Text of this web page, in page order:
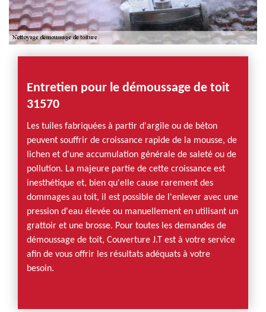
Entretien pour le démoussage de toit
31570
Les tuiles fabriquées à partir d'argile ou de béton
peuvent souffrir de croissance rapide de la mousse, de
lichen et d'une accumulation générale de saleté ou de
pollution. La majeure partie de cette croissance est
inesthétique et, bien qu'elle cause rarement des
dommages au toit, il est possible de l'enlever avec une
pression d'eau élevée ou manuellement en utilisant un
grattoir et une brosse. Pour toutes les demandes de
démoussage de toit, Couverture J.T est à votre service
afin de vous offrir les résultats adéquats à votre
besoin.